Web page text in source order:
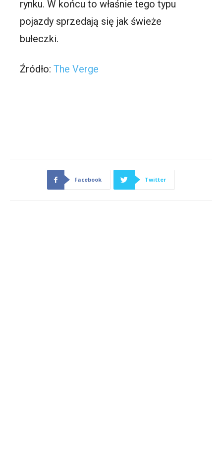
rynku. W końcu to właśnie tego typu
pojazdy sprzedają się jak świeże
bułeczki.
Źródło:The Verge
Facebook Twitter